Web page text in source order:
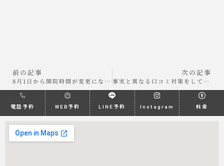
前の記事
8月1日から開院時間が変更になります
次の記事
事実と異なる口コミ対策をしております
電話予約 WEB予約 LINE予約 Instagram 料金